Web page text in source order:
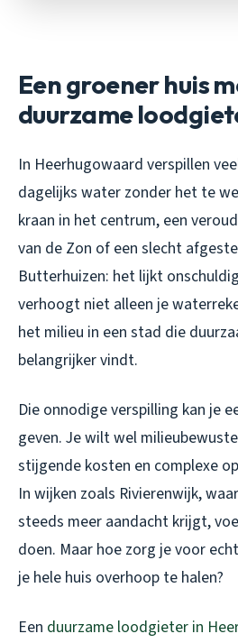
Een groener huis
duurzame
In Heerhugowaard verspillen
dagelijks water zonder het te
kraan in het centrum, een
van de Zon of een slecht
Butterhuizen: het lijkt
verhoogt niet alleen je
het milieu in een stad die
belangrijker vindt.
Die onnodige verspilling kan je
geven. Je wilt wel
stijgende kosten en complexe
In wijken zoals Rivierenwijk,
steeds meer aandacht krijgt,
doen. Maar hoe zorg je voor
je hele huis overhoop te halen?
Een duurzame loodgieter in